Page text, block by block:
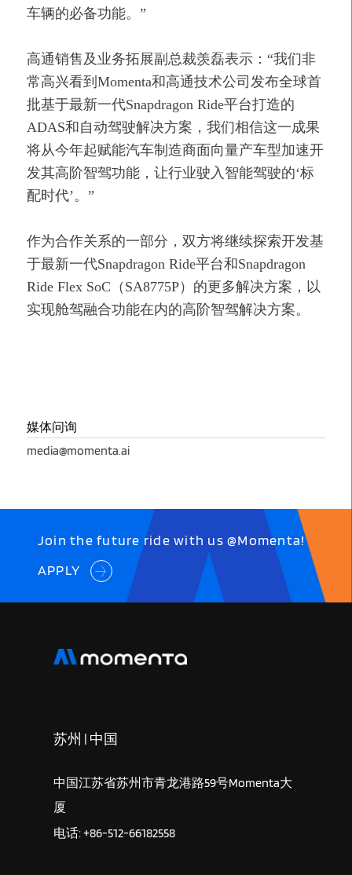
车辆的必备功能。”
高通销售及业务拓展副总裁羡磊表示：“我们非
常高兴看到Momenta和高通技术公司发布全球首
批基于最新一代Snapdragon Ride平台打造的
ADAS和自动驾驶解决方案，我们相信这一成果
将从今年起赋能汽车制造商面向量产车型加速开
发其高阶智驾功能，让行业驶入智能驾驶的‘标
配时代’。”
作为合作关系的一部分，双方将继续探索开发基
于最新一代Snapdragon Ride平台和Snapdragon
Ride Flex SoC（SA8775P）的更多解决方案，以
实现舱驾融合功能在内的高阶智驾解决方案。
媒体问询
media@momenta.ai
Join the future ride with us @Momenta!
APPLY
苏州 | 中国
中国江苏省苏州市青龙港路59号Momenta大
厦
电话: +86-512-66182558